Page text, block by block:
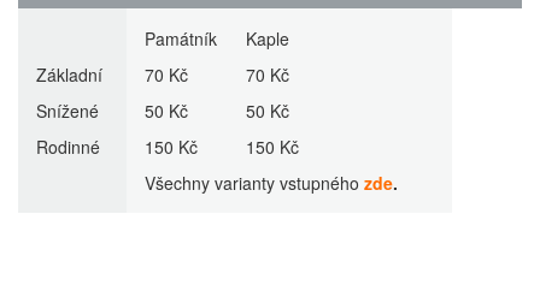
Památník Kaple
Základní
70 Kč 70 Kč
Snížené
50 Kč 50 Kč
Rodinné
150 Kč 150 Kč
Všechny varianty vstupného zde.